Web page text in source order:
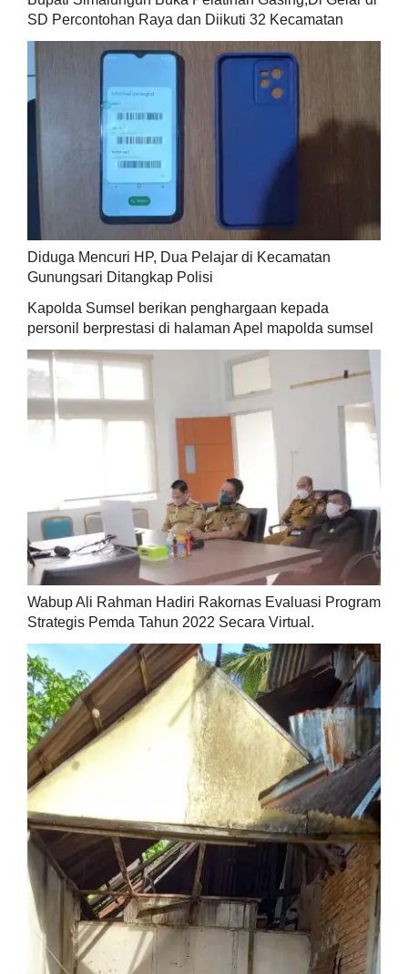
SD Percontohan Raya dan Diikuti 32 Kecamatan
Diduga Mencuri HP, Dua Pelajar di Kecamatan
Gunungsari Ditangkap Polisi
Kapolda Sumsel berikan penghargaan kepada
personil berprestasi di halaman Apel mapolda sumsel
Wabup Ali Rahman Hadiri Rakornas Evaluasi Program
Strategis Pemda Tahun 2022 Secara Virtual.